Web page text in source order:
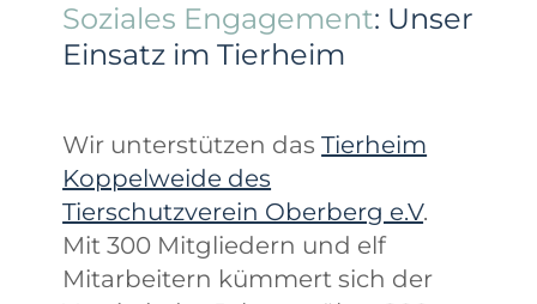
Soziales Engagement: Unser
Einsatz im Tierheim
Wir unterstützen dasTierheim
Koppelweide des
Tierschutzverein Oberberg e.V.
Mit 300 Mitgliedern und elf
Mitarbeitern kümmert sich der